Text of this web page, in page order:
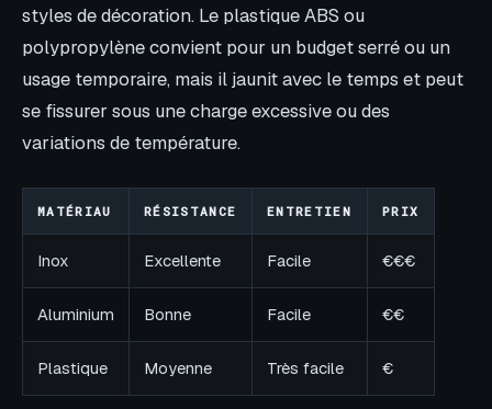
styles de décoration. Le plastique ABS ou
polypropylène convient pour un budget serré ou un
usage temporaire, mais il jaunit avec le temps et peut
se fissurer sous une charge excessive ou des
variations de température.
MATÉRIAU RÉSISTANCE ENTRETIEN PRIX
Inox Excellente Facile €€€
Aluminium Bonne Facile €€
Plastique Moyenne Très facile €